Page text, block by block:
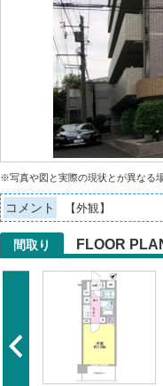
※写真や図と実際の現状とが異なる
コメント 【外観】
間取り FLOOR